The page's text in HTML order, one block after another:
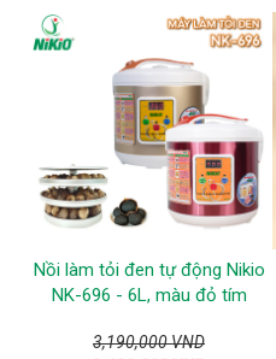
Nồi làm tỏi đen tự động Nikio
NK-696 - 6L, màu đỏ tím
3,190,000 VND